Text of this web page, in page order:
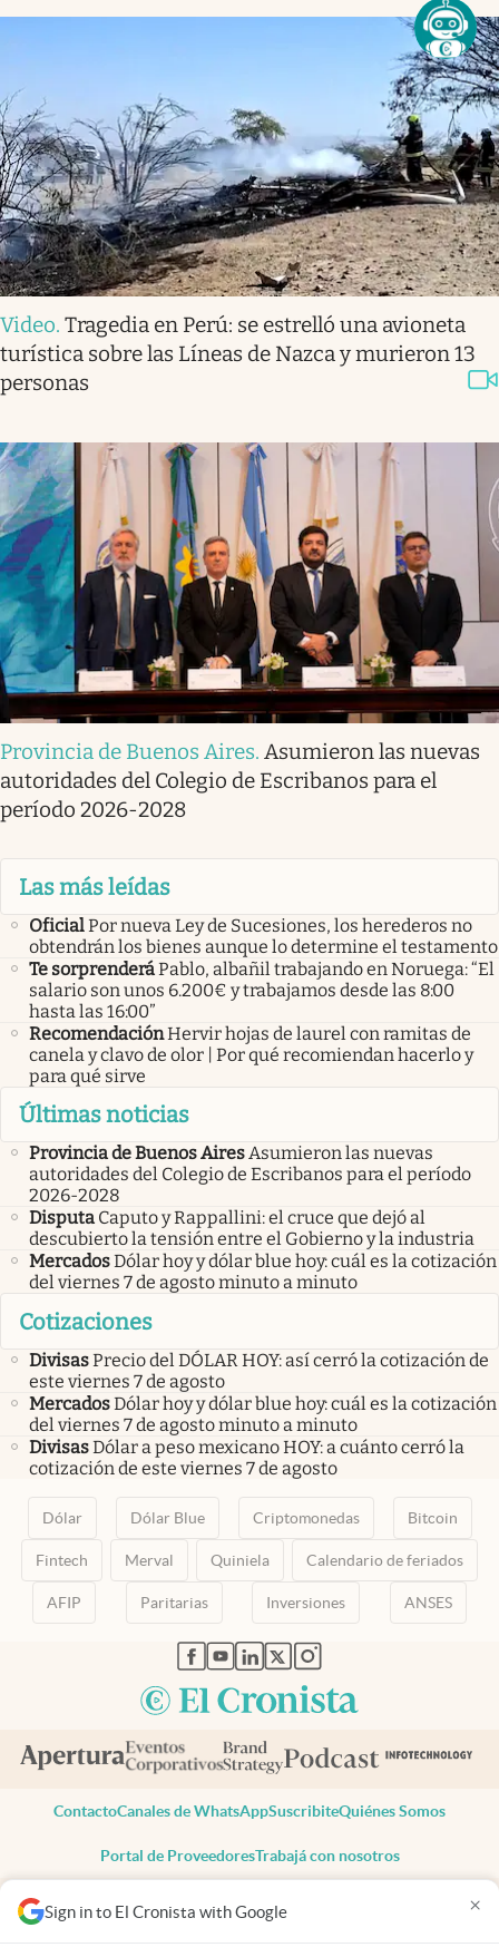
Sign in to El Cronista with Google ×
Video. Tragedia en Perú: se estrelló una avioneta
turística sobre las Líneas de Nazca y murieron 13
personas
Provincia de Buenos Aires. Asumieron las nuevas
autoridades del Colegio de Escribanos para el
período 2026-2028
Las más leídas
OficialPor nueva Ley de Sucesiones, los herederos no
obtendrán los bienes aunque lo determine el testamento
Te sorprenderáPablo, albañil trabajando en Noruega: “El
salario son unos 6.200€ y trabajamos desde las 8:00
hasta las 16:00”
RecomendaciónHervir hojas de laurel con ramitas de
canela y clavo de olor | Por qué recomiendan hacerlo y
para qué sirve
Últimas noticias
Provincia de Buenos AiresAsumieron las nuevas
autoridades del Colegio de Escribanos para el período
2026-2028
Disputa Caputo y Rappallini: el cruce que dejó al
descubierto la tensión entre el Gobierno y la industria
MercadosDólar hoy y dólar blue hoy: cuál es la cotización
del viernes 7 de agosto minuto a minuto
Cotizaciones
DivisasPrecio del DÓLAR HOY: así cerró la cotización de
este viernes 7 de agosto
MercadosDólar hoy y dólar blue hoy: cuál es la cotización
del viernes 7 de agosto minuto a minuto
DivisasDólar a peso mexicano HOY: a cuánto cerró la
cotización de este viernes 7 de agosto
Dólar Dólar Blue Criptomonedas Bitcoin
Fintech Merval Quiniela Calendario de feriados
AFIP Paritarias Inversiones ANSES
abre en nueva pestaña
abre en nueva pestaña
abre en nueva pestaña
abre en nueva pestaña
abre en nueva pestaña
ContactoCanales de WhatsAppSuscribiteQuiénes Somos
Portal de ProveedoresTrabajá con nosotros
Todos los derechos reservados